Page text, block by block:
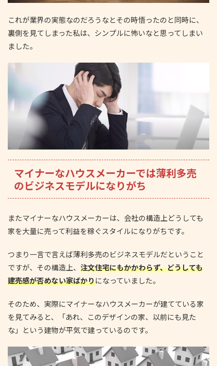
これが業界の実態なのだろうなとその時悟ったのと同時に、
裏側を見てしまった私は、シンプルに怖いなと思ってしまい
ました。
マイナーなハウスメーカーでは薄利多売
のビジネスモデルになりがち
またマイナーなハウスメーカーは、会社の構造上どうしても
家を大量に売って利益を稼ぐスタイルになりがちです。
つまり一言で言えば薄利多売のビジネスモデルだということ
ですが、その構造上、 注文住宅にもかかわらず、どうしても
建売感が否めない家ばかりになっていました。
そのため、実際にマイナーなハウスメーカーが建てている家
を見てみると、「あれ、このデザインの家、以前にも見た
な」という建物が平気で建っているのです。